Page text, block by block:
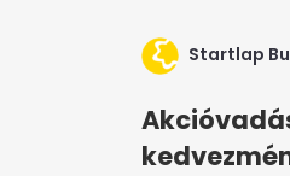
Startlap